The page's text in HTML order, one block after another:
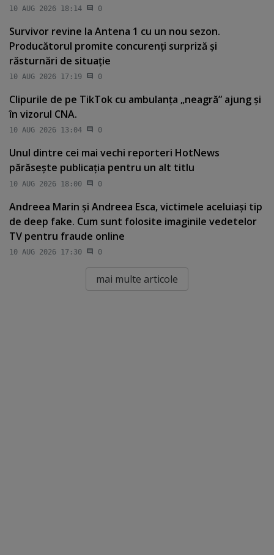
10 AUG 2026 18:14 0
Survivor revine la Antena 1 cu un nou sezon.
Producătorul promite concurenţi surpriză şi
răsturnări de situaţie
10 AUG 2026 17:19 0
Clipurile de pe TikTok cu ambulanţa „neagră” ajung şi
în vizorul CNA.
10 AUG 2026 13:04 0
Unul dintre cei mai vechi reporteri HotNews
părăseşte publicaţia pentru un alt titlu
10 AUG 2026 18:00 0
Andreea Marin şi Andreea Esca, victimele aceluiaşi tip
de deep fake. Cum sunt folosite imaginile vedetelor
TV pentru fraude online
10 AUG 2026 17:30 0
mai multe articole